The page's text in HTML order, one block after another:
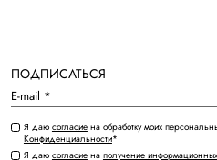
ПОДПИСАТЬСЯ
Я даю согласиена обработку моих
Конфиденциальности*
Я даю согласиена получение